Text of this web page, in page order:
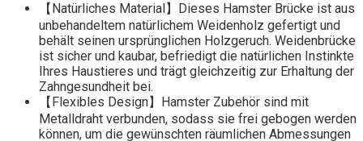
【Natürliches Material】Dieses Hamster Brücke ist aus
unbehandeltem natürlichem Weidenholz gefertigt und
behält seinen ursprünglichen Holzgeruch. Weidenbrücke
ist sicher und kaubar, befriedigt die natürlichen Instinkte
Ihres Haustieres und trägt gleichzeitig zur Erhaltung der
Zahngesundheit bei.
【Flexibles Design】Hamster Zubehör sind mit
Metalldraht verbunden, sodass sie frei gebogen werden
können, um die gewünschten räumlichen Abmessungen